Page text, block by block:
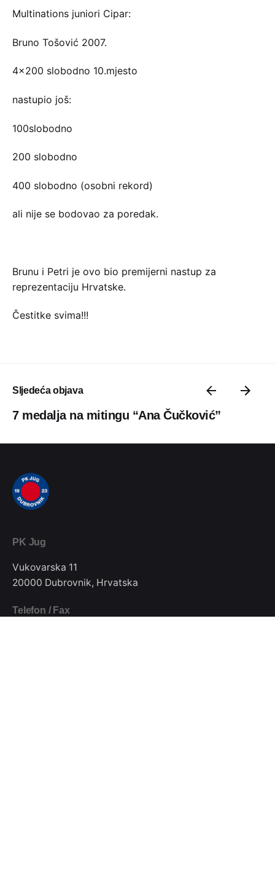
Multinations juniori Cipar:
Bruno Tošović 2007.
4×200 slobodno 10.mjesto
nastupio još:
100slobodno
200 slobodno
400 slobodno (osobni rekord)
ali nije se bodovao za poredak.
Brunu i Petri je ovo bio premijerni nastup za
reprezentaciju Hrvatske.
Čestitke svima!!!
Sljedeća objava
7 medalja na mitingu “Ana Čučković”
PK Jug
Vukovarska 11
20000 Dubrovnik, Hrvatska
Telefon / Fax